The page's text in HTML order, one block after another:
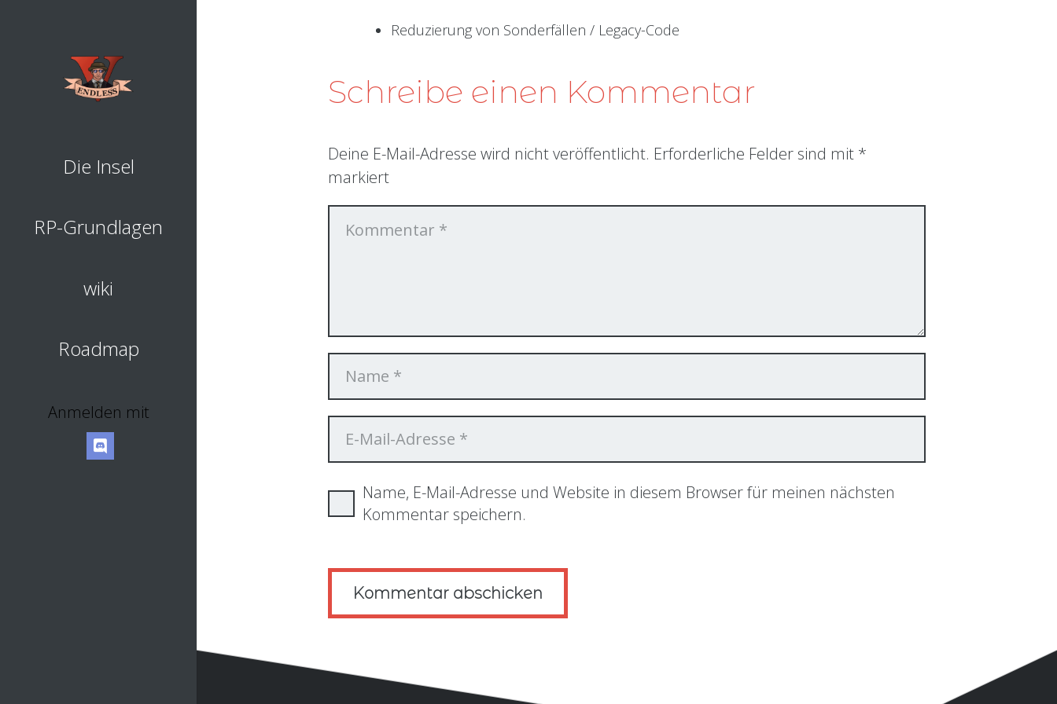
Die Insel
RP-Grundlagen
wiki
Roadmap
Anmelden mit
Reduzierung von Sonderfällen / Legacy-Code
Schreibe einen Kommentar
Deine E-Mail-Adresse wird nicht veröffentlicht. Erforderliche Felder sind mit *
markiert
Name, E-Mail-Adresse und Website in diesem Browser für meinen nächsten
Kommentar speichern.
Kommentar abschicken